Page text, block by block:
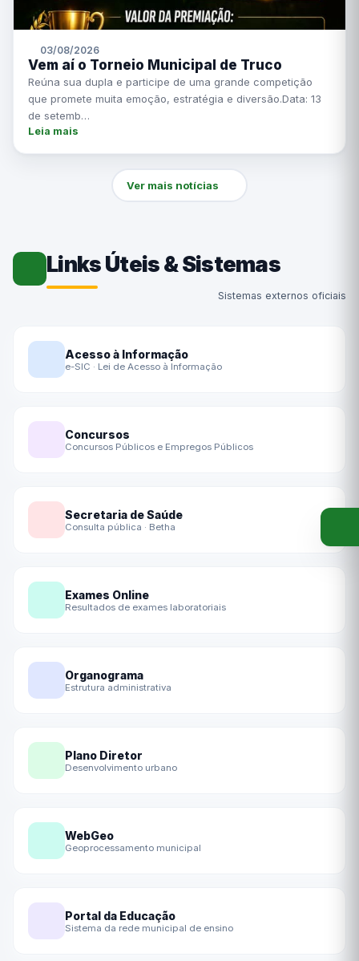
03/08/2026
Vem aí o Torneio Municipal de Truco
Reúna sua dupla e participe de uma grande competição
que promete muita emoção, estratégia e diversão.Data: 13
de setemb…
Leia mais
Ver mais notícias
Links Úteis & Sistemas
Sistemas externos oficiais
Acesso à Informação
e-SIC · Lei de Acesso à Informação
Concursos
Concursos Públicos e Empregos Públicos
Secretaria de Saúde
Consulta pública · Betha
Exames Online
Resultados de exames laboratoriais
Organograma
Estrutura administrativa
Plano Diretor
Desenvolvimento urbano
WebGeo
Geoprocessamento municipal
Portal da Educação
Sistema da rede municipal de ensino